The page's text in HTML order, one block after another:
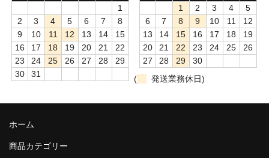
小鹿 小鹿酒造（鹿児島県鹿屋市)
明るい農村 霧島町蒸留所（鹿児島県霧島市）
鶴見 大石酒造（鹿児島県阿久根市）
France/ﾌﾗﾝｽ
1
2
3 4 5 6 7
8
9
10 11 12 13 14
15
16
17 18 19 20 21
22
23
24 25 26 27 28
29
30
31
1
2 3 4
5
6
7 8 9 10 11
12
13
14 15 16 17 18
19
20
21 22 23 24 25
26
27
28 29
30
(
発送業務休日)
ホーム
商品カテゴリー